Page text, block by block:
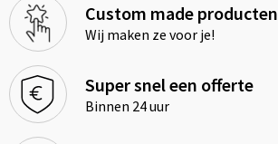
Custom made producten
Wij maken ze voor je!
Super snel een offerte
Binnen 24 uur